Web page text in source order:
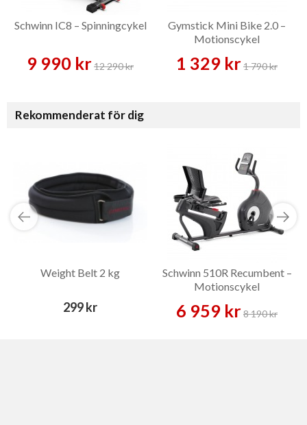
Schwinn IC8 – Spinningcykel
9 990 kr12 290 kr
Gymstick Mini Bike 2.0 –
Motionscykel
1 329 kr1 790 kr
Rekommenderat för dig
Weight Belt 2 kg
299 kr
Schwinn 510R Recumbent –
Motionscykel
6 959 kr8 190 kr